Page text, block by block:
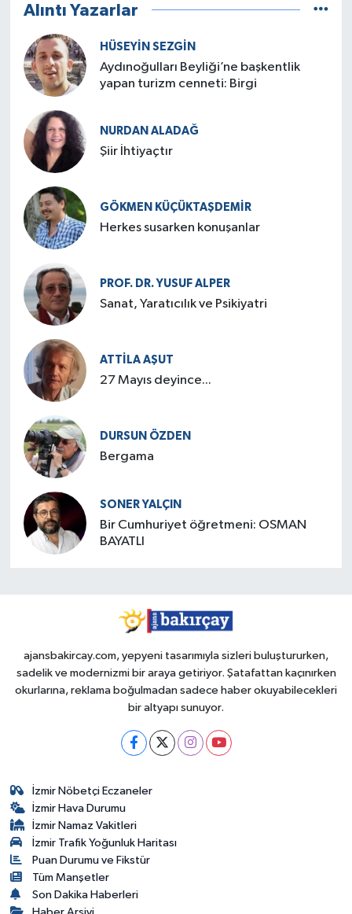
Alıntı Yazarlar
HÜSEYIN SEZGIN
Aydınoğulları Beyliği’ne başkentlik
yapan turizm cenneti: Birgi
NURDAN ALADAĞ
Şiir İhtiyaçtır
GÖKMEN KÜÇÜKTAŞDEMIR
Herkes susarken konuşanlar
PROF. DR. YUSUF ALPER
Sanat, Yaratıcılık ve Psikiyatri
ATTILA AŞUT
27 Mayıs deyince...
DURSUN ÖZDEN
Bergama
SONER YALÇIN
Bir Cumhuriyet öğretmeni: OSMAN
BAYATLI
ajansbakircay.com, yepyeni tasarımıyla sizleri buluştururken,
sadelik ve modernizmi bir araya getiriyor. Şatafattan kaçınırken
okurlarına, reklama boğulmadan sadece haber okuyabilecekleri
bir altyapı sunuyor.
İzmir Nöbetçi Eczaneler
İzmir Hava Durumu
İzmir Namaz Vakitleri
İzmir Trafik Yoğunluk Haritası
Puan Durumu ve Fikstür
Tüm Manşetler
Son Dakika Haberleri